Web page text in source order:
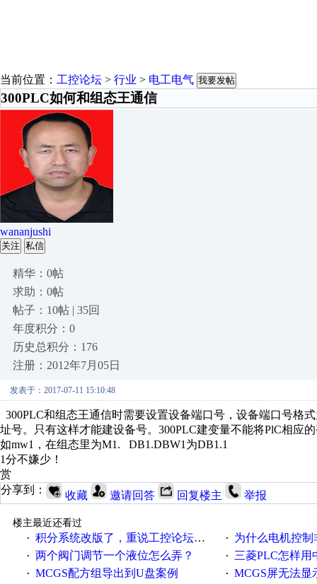
当前位置： 工控论坛 > 行业 > 电工电气 我要发帖
300PLC如何和组态王通信
wananjushi
关注 私信
精华：0帖
求助：0帖
帖子：10帖 | 35回
年度积分：0
历史总积分：176
注册：2012年7月05日
发表于：2017-07-11 15:10:48
300PLC和组态王通信时需要设置设备端口号，设备端口号格
址号。只有这样才能建设备号。300PLC建变量不能将PlC相应
如mw1，在组态里为M1. DB1.DBW1为DB1.1
1分不嫌少！
赏
分享到：
收藏 邀请回答 回复楼主 举报
楼主最近还看过
· 积分系统改版了，重说工控论坛积分那点事儿…… · 为什么电机控制非得用启
· 两个阀门调节一个液位怎么弄？ · 三菱PLC怎样用
· MCGS配方组导出到U盘案例 · MCGS屏无法显